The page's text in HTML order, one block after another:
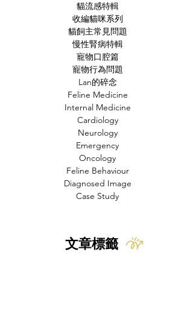
貓流感特輯
收編貓咪系列
貓飼主常見問題
慢性腎病特輯
寵物口腔篇
寵物行為問題
Lan的碎念
Feline Medicine
Internal Medicine
Cardiology
Neurology
Emergency
Oncology
Feline Behaviour
Diagnosed Image
Case Study
文章標籤